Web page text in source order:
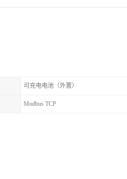
可充电电池（外置）
Modbus TCP